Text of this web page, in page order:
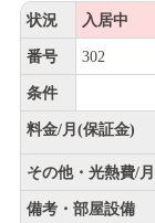
状況 入居中
番号 302
条件
料金/月(保証金)
その他・光熱費/月
備考・部屋設備